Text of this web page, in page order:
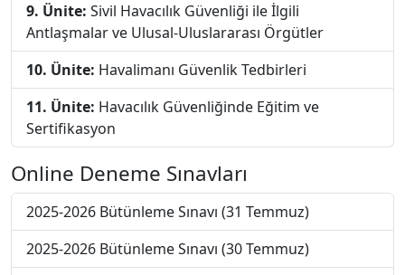
9. Ünite: Sivil Havacılık Güvenliği ile İlgili
Antlaşmalar ve Ulusal-Uluslararası Örgütler
10. Ünite: Havalimanı Güvenlik Tedbirleri
11. Ünite: Havacılık Güvenliğinde Eğitim ve
Sertifikasyon
Online Deneme Sınavları
2025-2026 Bütünleme Sınavı (31 Temmuz)
2025-2026 Bütünleme Sınavı (30 Temmuz)